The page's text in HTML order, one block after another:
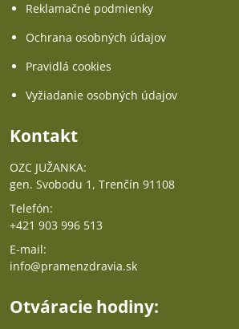
Reklamačné podmienky
Ochrana osobných údajov
Pravidlá cookies
Vyžiadanie osobných údajov
Kontakt
OZC JUŽANKA:
gen. Svobodu 1, Trenčín 91108
Telefón:
+421 903 996 513
E-mail:
info@pramenzdravia.sk
Otváracie hodiny: